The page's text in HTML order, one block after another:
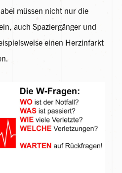
müssen nicht nur die
auch Spaziergänger und
einen Herzinfarkt